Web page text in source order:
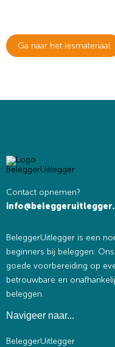
Ga naar het lesmateriaal
Contact opnemen?
BeleggerUitlegger is een
beginners bij beleggen.
goede voorbereiding op
betrouwbare en
beleggen.
Navigeer naar...
BeleggerUitlegger
Zoek
naar:
Zoekknop